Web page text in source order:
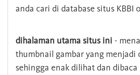
anda cari di database situs KBBI
dihalaman utama situs ini -
thumbnail gambar yang menjadi
sehingga enak dilihat dan